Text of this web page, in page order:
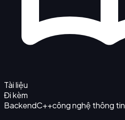
Tài liệu
Đi kèm
BackendC++công nghệ thông tin